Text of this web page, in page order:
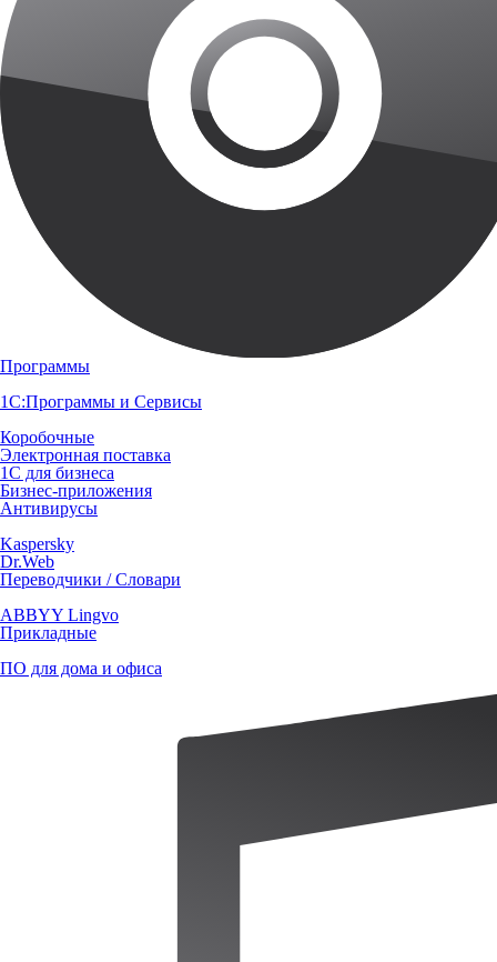
Программы
1С:Программы и Сервисы
Коробочные
Электронная поставка
1С для бизнеса
Бизнес-приложения
Антивирусы
Kaspersky
Dr.Web
Переводчики / Словари
ABBYY Lingvo
Прикладные
ПО для дома и офиса